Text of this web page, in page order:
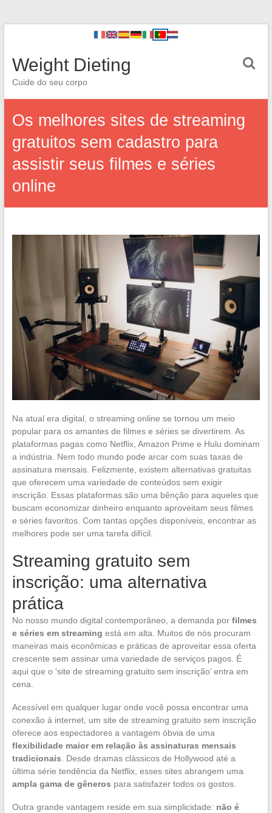
Weight Dieting
Cuide do seu corpo
Os melhores sites de streaming
gratuitos sem cadastro para
assistir seus filmes e séries
online
Na atual era digital, o streaming online se tornou um meio
popular para os amantes de filmes e séries se divertirem. As
plataformas pagas como Netflix, Amazon Prime e Hulu dominam
a indústria. Nem todo mundo pode arcar com suas taxas de
assinatura mensais. Felizmente, existem alternativas gratuitas
que oferecem uma variedade de conteúdos sem exigir
inscrição. Essas plataformas são uma bênção para aqueles que
buscam economizar dinheiro enquanto aproveitam seus filmes
e séries favoritos. Com tantas opções disponíveis, encontrar as
melhores pode ser uma tarefa difícil.
Streaming gratuito sem
inscrição: uma alternativa
prática
No nosso mundo digital contemporâneo, a demanda por filmes
e séries em streaming está em alta. Muitos de nós procuram
maneiras mais econômicas e práticas de aproveitar essa oferta
crescente sem assinar uma variedade de serviços pagos. É
aqui que o ‘site de streaming gratuito sem inscrição’ entra em
cena.
Acessível em qualquer lugar onde você possa encontrar uma
conexão à internet, um site de streaming gratuito sem inscrição
oferece aos espectadores a vantagem óbvia de uma
flexibilidade maior em relação às assinaturas mensais
tradicionais. Desde dramas clássicos de Hollywood até a
última série tendência da Netflix, esses sites abrangem uma
ampla gama de gêneros para satisfazer todos os gostos.
Outra grande vantagem reside em sua simplicidade: não é